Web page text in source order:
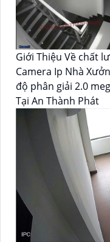
Giới Thiệu Về chất
Camera Ip Nhà
độ phân giải 2.0
Tại An Thành Phát